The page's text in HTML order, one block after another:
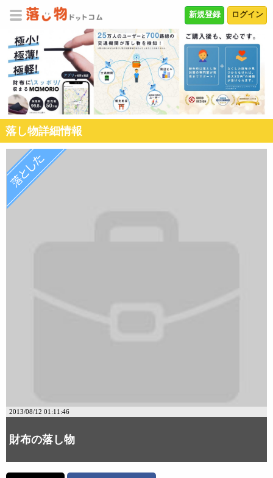
ログイン
新規登録
落し物詳細情報
2013/08/12 01:11:46
財布の落し物